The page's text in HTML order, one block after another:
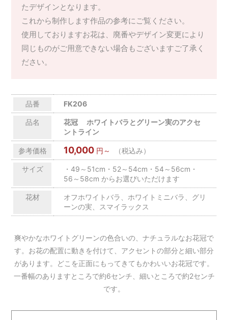
たデザインとなります。
これから制作します作品の参考にご覧ください。
使用しておりますお花は、廃番やデザイン変更により
同じものがご用意できない場合もございますご了承く
ださい。
品番 FK206
品名
花冠 ホワイトバラとグリーン実のアクセ
ントライン
参考価格 10,000 円～ （税込み）
サイズ
・49～51cm・52～54cm・54～56cm・
56～58cm からお選びいただけます
花材
オフホワイトバラ、ホワイトミニバラ、グリ
ーンの実、スマイラックス
爽やかなホワイトグリーンの色合いの、ナチュラルなお花冠で
す。お花の配置に動きを付けて、アクセントの部分と細い部分
があります。どこを正面にもってきてもかわいいお花冠です。
一番幅のありますところで約6センチ、細いところで約2センチ
です。